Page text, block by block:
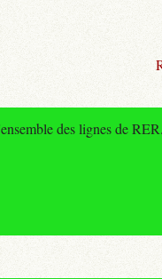
des lignes de RER.